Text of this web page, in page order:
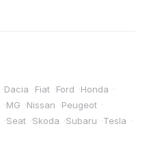
·Dacia ·Fiat ·Ford ·Honda ·
·MG ·Nissan ·Peugeot ·
·Seat ·Skoda ·Subaru ·Tesla ·